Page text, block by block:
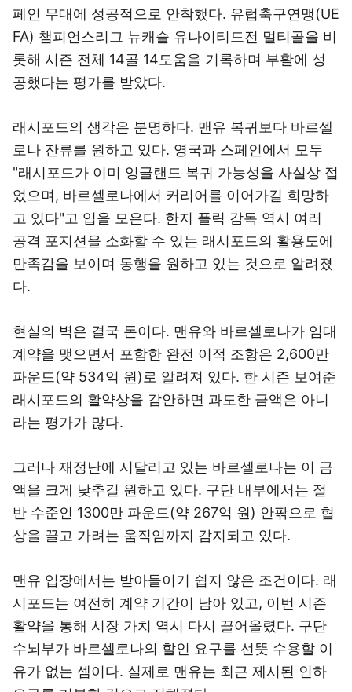
페인 무대에 성공적으로 안착했다. 유럽축구연맹(UE
FA) 챔피언스리그 뉴캐슬 유나이티드전 멀티골을 비
롯해 시즌 전체 14골 14도움을 기록하며 부활에 성
공했다는 평가를 받았다.
래시포드의 생각은 분명하다. 맨유 복귀보다 바르셀
로나 잔류를 원하고 있다. 영국과 스페인에서 모두
"래시포드가 이미 잉글랜드 복귀 가능성을 사실상 접
었으며, 바르셀로나에서 커리어를 이어가길 희망하
고 있다"고 입을 모은다. 한지 플릭 감독 역시 여러
공격 포지션을 소화할 수 있는 래시포드의 활용도에
만족감을 보이며 동행을 원하고 있는 것으로 알려졌
다.
현실의 벽은 결국 돈이다. 맨유와 바르셀로나가 임대
계약을 맺으면서 포함한 완전 이적 조항은 2,600만
파운드(약 534억 원)로 알려져 있다. 한 시즌 보여준
래시포드의 활약상을 감안하면 과도한 금액은 아니
라는 평가가 많다.
그러나 재정난에 시달리고 있는 바르셀로나는 이 금
액을 크게 낮추길 원하고 있다. 구단 내부에서는 절
반 수준인 1300만 파운드(약 267억 원) 안팎으로 협
상을 끌고 가려는 움직임까지 감지되고 있다.
맨유 입장에서는 받아들이기 쉽지 않은 조건이다. 래
시포드는 여전히 계약 기간이 남아 있고, 이번 시즌
활약을 통해 시장 가치 역시 다시 끌어올렸다. 구단
수뇌부가 바르셀로나의 할인 요구를 선뜻 수용할 이
유가 없는 셈이다. 실제로 맨유는 최근 제시된 인하